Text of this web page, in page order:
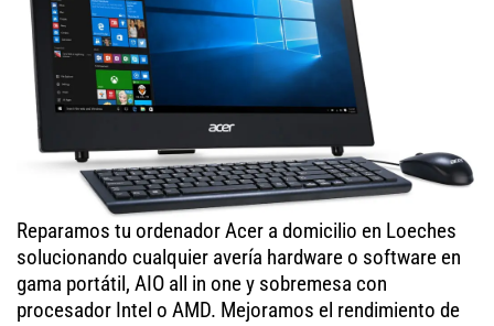
Reparamos tu ordenador Acer a domicilio en Loeches
solucionando cualquier avería hardware o software en
gama portátil, AIO all in one y sobremesa con
procesador Intel o AMD. Mejoramos el rendimiento de